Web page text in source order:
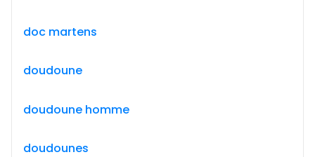
doc martens
doudoune
doudoune homme
doudounes